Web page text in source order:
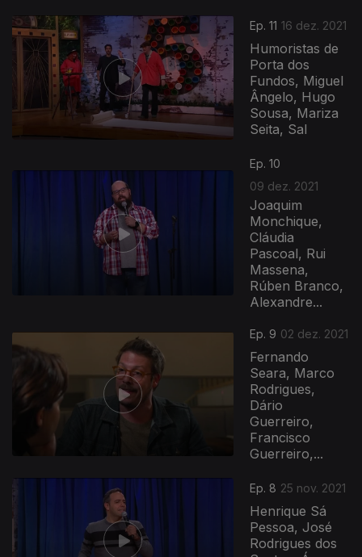
Ep. 11 16 dez. 2021
Humoristas de
Porta dos
Fundos, Miguel
Ângelo, Hugo
Sousa, Mariza
Seita, Sal
Ep. 10
09 dez. 2021
Joaquim
Monchique,
Cláudia
Pascoal, Rui
Massena,
Rúben Branco,
Alexandre...
Ep. 9 02 dez. 2021
Fernando
Seara, Marco
Rodrigues,
Dário
Guerreiro,
Francisco
Guerreiro,...
Ep. 8 25 nov. 2021
Henrique Sá
Pessoa, José
Rodrigues dos